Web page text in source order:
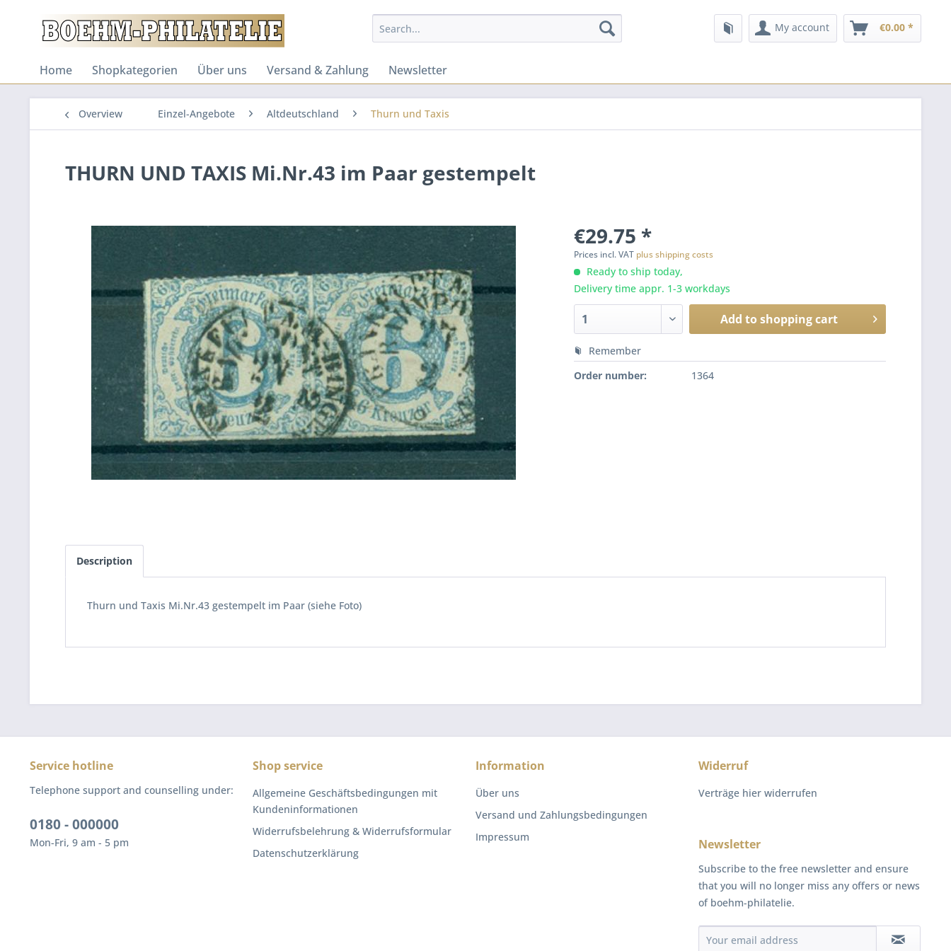
My account €0.00 *
Home Shopkategorien Über uns Versand & Zahlung Newsletter
Overview Einzel-Angebote Altdeutschland Thurn und Taxis
THURN UND TAXIS Mi.Nr.43 im Paar gestempelt
€29.75 *
Prices incl. VAT plus shipping costs
Ready to ship today,
Delivery time appr. 1-3 workdays
Add toshopping cart
Remember
Order number:
1364
Description
Thurn und Taxis Mi.Nr.43 gestempelt im Paar (siehe Foto)
Service hotline
Telephone support and counselling under:
0180 - 000000
Mon-Fri, 9 am - 5 pm
Shop service
Allgemeine Geschäftsbedingungen mit
Kundeninformationen
Widerrufsbelehrung & Widerrufsformular
Datenschutzerklärung
Information
Über uns
Versand und Zahlungsbedingungen
Impressum
Widerruf
Verträge hier widerrufen
Newsletter
Subscribe to the free newsletter and ensure
that you will no longer miss any offers or news
of boehm-philatelie.